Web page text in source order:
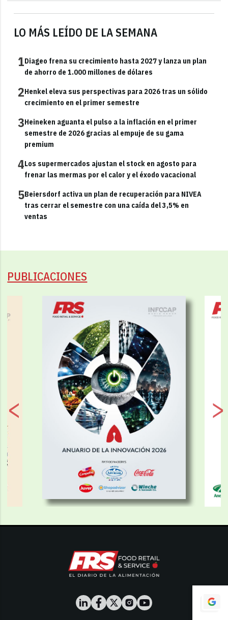
LO MÁS LEÍDO DE LA SEMANA
1Diageo frena su crecimiento hasta 2027 y lanza un plan
de ahorro de 1.000 millones de dólares
2Henkel eleva sus perspectivas para 2026 tras un sólido
crecimiento en el primer semestre
3Heineken aguanta el pulso a la inflación en el primer
semestre de 2026 gracias al empuje de su gama
premium
4Los supermercados ajustan el stock en agosto para
frenar las mermas por el calor y el éxodo vacacional
5Beiersdorf activa un plan de recuperación para NIVEA
tras cerrar el semestre con una caída del 3,5% en
ventas
PUBLICACIONES